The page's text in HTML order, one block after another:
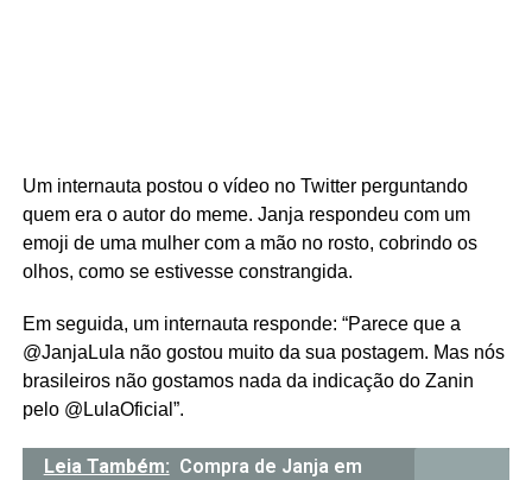
Um internauta postou o vídeo no Twitter perguntando
quem era o autor do meme. Janja respondeu com um
emoji de uma mulher com a mão no rosto, cobrindo os
olhos, como se estivesse constrangida.
Em seguida, um internauta responde: “Parece que a
@JanjaLula não gostou muito da sua postagem. Mas nós
brasileiros não gostamos nada da indicação do Zanin
pelo @LulaOficial”.
Leia Também: Compra de Janja em